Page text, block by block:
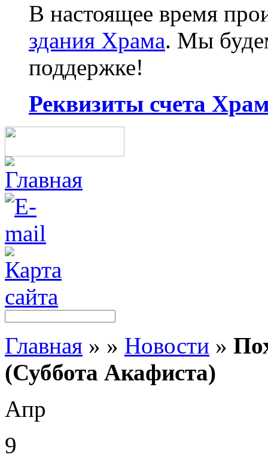
В настоящее время
здания Храма. Мы
поддержке!
Реквизиты счета
Главная » » Новости »
(Суббота Акафиста)
Апр
9